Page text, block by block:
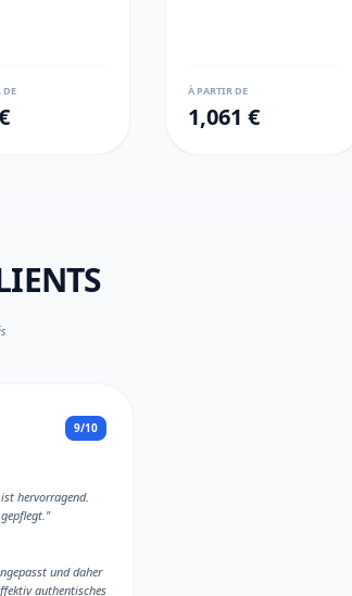
DE À PARTIR DE
1,061 €
9/10
hervorragend.
und daher
authentisches